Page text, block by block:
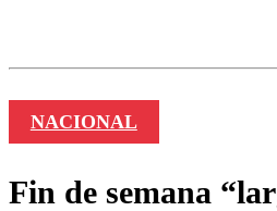
NACIONAL
Fin de semana